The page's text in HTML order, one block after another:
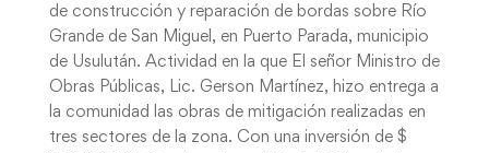
de construcción y reparación de bordas sobre Río
Grande de San Miguel, en Puerto Parada, municipio
de Usulután. Actividad en la que El señor Ministro de
Obras Públicas, Lic. Gerson Martínez, hizo entrega a
la comunidad las obras de mitigación realizadas en
tres sectores de la zona. Con una inversión de $